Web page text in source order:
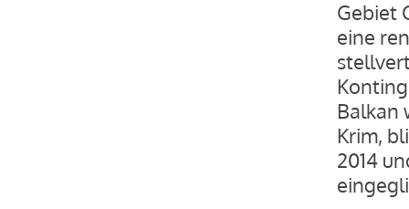
Gebiet
eine
Balkan
Krim,
2014